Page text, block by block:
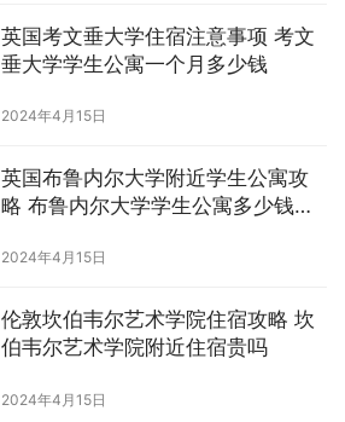
英国考文垂大学住宿注意事项 考文
垂大学学生公寓一个月多少钱
2024年4月15日
英国布鲁内尔大学附近学生公寓攻
略 布鲁内尔大学学生公寓多少钱一
2024年4月15日
伦敦坎伯韦尔艺术学院住宿攻略 坎
伯韦尔艺术学院附近住宿贵吗
2024年4月15日